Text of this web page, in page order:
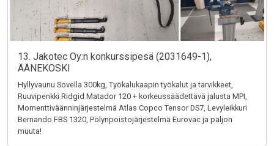
13. Jakotec Oy:n konkurssipesä (2031649-1),
ÄÄNEKOSKI
Hyllyvaunu Sovella 300kg, Työkalukaapin työkalut ja tarvikkeet,
Ruuvipenkki Ridgid Matador 120 + korkeussäädettävä jalusta MPI,
Momenttiväänninjärjestelmä Atlas Copco Tensor DS7, Levyleikkuri
Bernando FBS 1320, Pölynpoistojärjestelmä Eurovac ja paljon
muuta!